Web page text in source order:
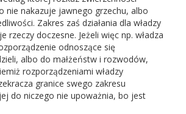
nie nakazuje jawnego grzechu, albo
Zakres zaś działania dla władzy
rzeczy doczesne. Jeżeli więc np. władza
odnoszące się
albo do małżeństw i rozwodów,
rozporządzeniami władzy
granice swego zakresu
do niczego nie upoważnia, bo jest